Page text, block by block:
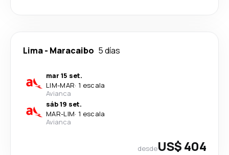
Lima- Maracaibo 5 días
mar 15 set.
LIM-MAR· 1 escala
Avianca
sáb 19 set.
MAR-LIM· 1 escala
Avianca
desdeUS$ 404